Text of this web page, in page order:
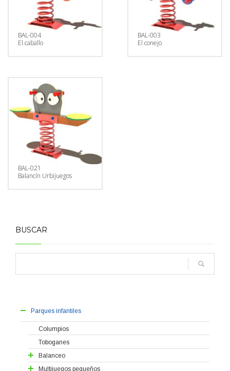
BAL-004
El caballo
BAL-003
El conejo
BAL-021
Balancín Urbijuegos
BUSCAR
Parques infantiles
Columpios
Toboganes
Balanceo
Balancines Multijuegos pequeños